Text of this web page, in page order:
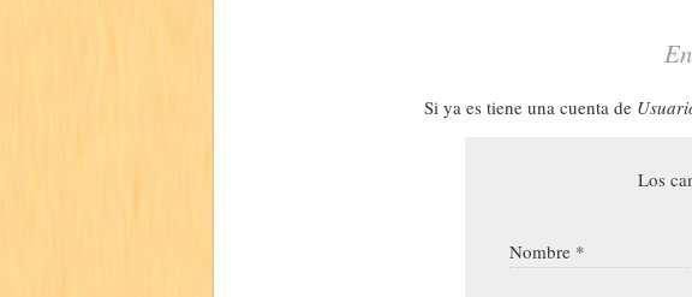
Si ya es tiene una cuenta de
Los
Nombre *